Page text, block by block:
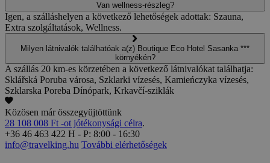
Van wellness-részleg?
Igen, a szálláshelyen a következő lehetőségek adottak: Szauna,
Extra szolgáltatások, Wellness.
Milyen látnivalók találhatóak a(z) Boutique Eco Hotel Sasanka ***
környékén?
A szállás 20 km-es körzetében a következő látnivalókat találhatja:
Sklářská Poruba városa, Szklarki vízesés, Kamieńczyka vízesés,
Szklarska Poreba Dínópark, Krkavčí-sziklák
Közösen már összegyüjtöttünk
28 108 008 Ft -ot jótékonysági célra.
+36 46 463 422 H - P: 8:00 - 16:30
info@travelking.hu További elérhetőségek